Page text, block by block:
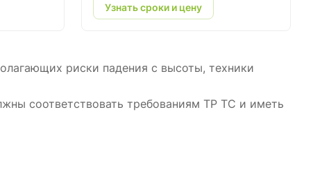
Узнать сроки и цену
риски падения с высоты, техники
соответствовать требованиям ТР ТС и иметь